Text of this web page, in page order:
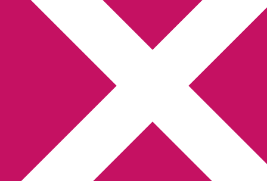
Deckare, kriminalromaner, thrillers
Hem Författarfemman
Webbshop Amazon
Bokbloggsjerka Bloggmaraton
Kriminalroman Min tv-blogg
You are here: Betyg 3.5
Recension: Dödsmässa av
Reginald Hill